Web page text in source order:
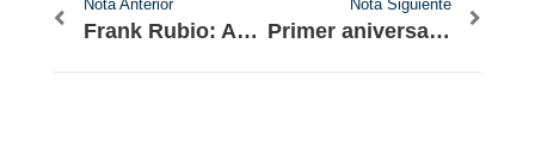
Nota Anterior
Frank Rubio: Astronauta salvadoreño a la Luna
Nota Siguiente
Primer aniversario de Izalco.art, galería de arte salvadoreña